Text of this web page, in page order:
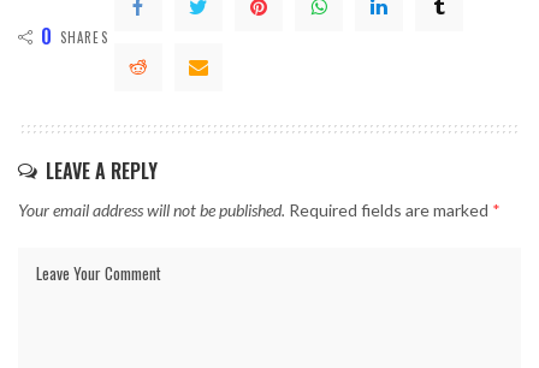
0 SHARES
LEAVE A REPLY
Your email address will not be published. Required fields are marked *